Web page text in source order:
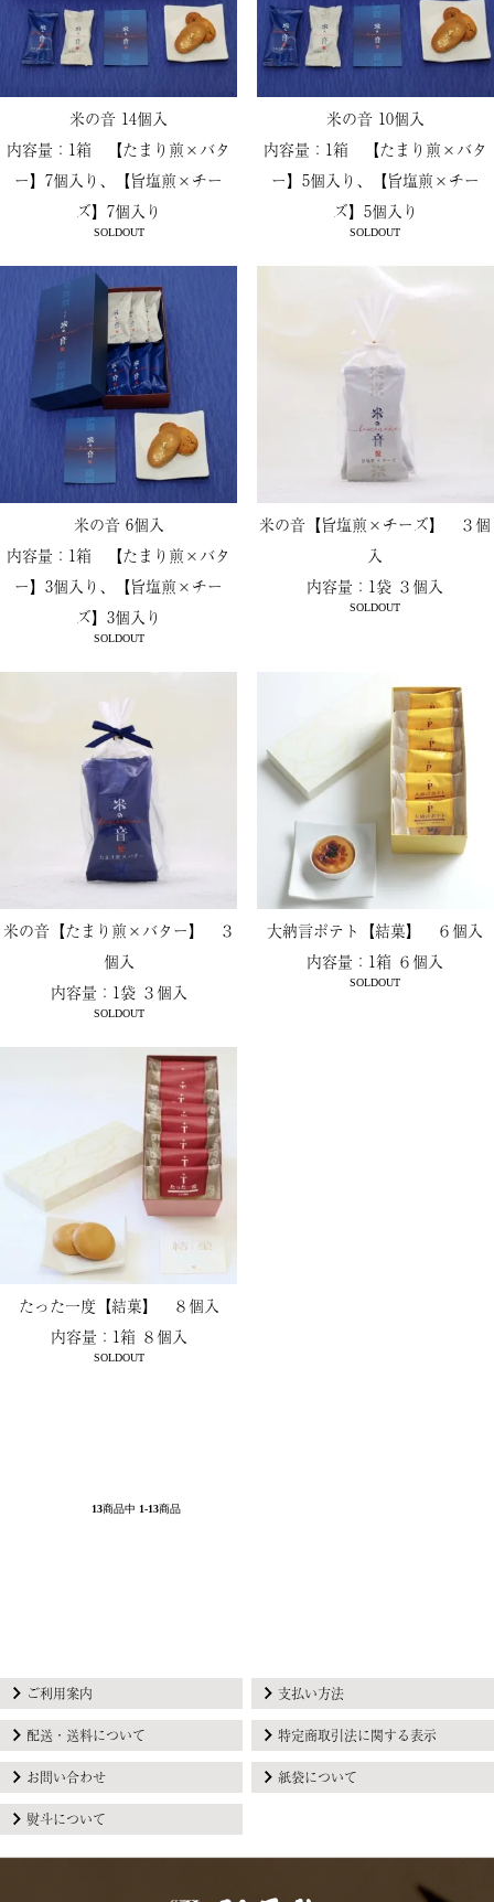
米の音 14個入
内容量：1箱 【たまり煎×バタ
ー】7個入り、【旨塩煎×チー
ズ】7個入り
SOLDOUT
米の音 10個入
内容量：1箱 【たまり煎×バタ
ー】5個入り、【旨塩煎×チー
ズ】5個入り
SOLDOUT
米の音 6個入
内容量：1箱 【たまり煎×バタ
ー】3個入り、【旨塩煎×チー
ズ】3個入り
SOLDOUT
米の音【旨塩煎×チーズ】 ３個
入
内容量：1袋 ３個入
SOLDOUT
米の音【たまり煎×バター】 ３
個入
内容量：1袋 ３個入
SOLDOUT
大納言ポテト【結菓】 ６個入
内容量：1箱 ６個入
SOLDOUT
たった一度【結菓】 ８個入
内容量：1箱 ８個入
SOLDOUT
13商品中 1-13商品
ご利用案内 支払い方法
配送・送料について 特定商取引法に関する表示
お問い合わせ 紙袋について
熨斗について